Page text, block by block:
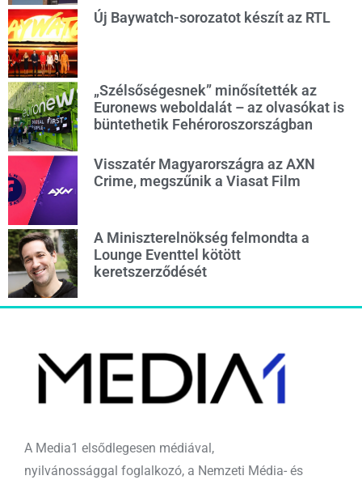
Új Baywatch-sorozatot készít az RTL
„Szélsőségesnek” minősítették az
Euronews weboldalát – az olvasókat is
büntethetik Fehéroroszországban
Visszatér Magyarországra az AXN
Crime, megszűnik a Viasat Film
A Miniszterelnökség felmondta a
Lounge Eventtel kötött
keretszerződését
A Media1 elsődlegesen médiával,
nyilvánossággal foglalkozó, a Nemzeti Média- és